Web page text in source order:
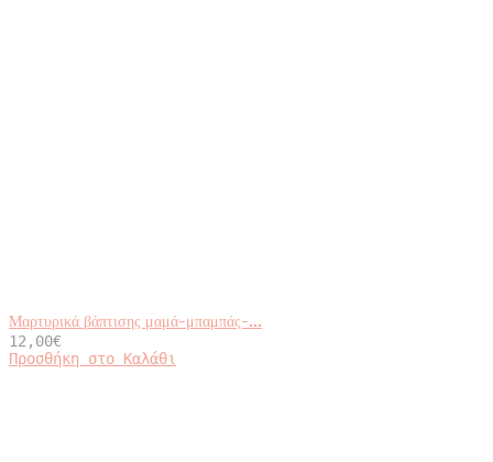
Μαρτυρικά βάπτισης μαμά-μπαμπάς-...
12,00€
Προσθήκη στο Καλάθι